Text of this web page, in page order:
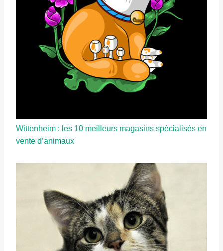
Wittenheim : les 10 meilleurs magasins spécialisés en
vente d’animaux